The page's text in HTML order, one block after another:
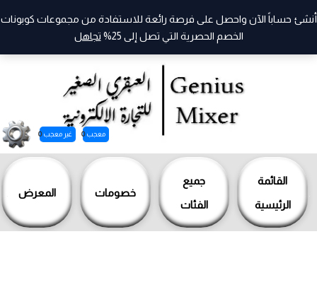
القائمة
الرئيسية
جميع
الفئات
خصومات المعرض
معجب 0 غير معجب 0
أنشئ حساباً الآن واحصل على فرصة رائعة للاستفادة من مجموعات كوبونات
الخصم الحصرية التي تصل إلى 25%
تجاهل
تخطي